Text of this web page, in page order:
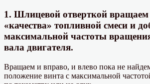
1. Шлицевой отверткой вращаем
«качества» топливной смеси и
максимальной частоты
вала двигателя.
Вращаем и вправо, и влево пока не
положение винта с максимальной